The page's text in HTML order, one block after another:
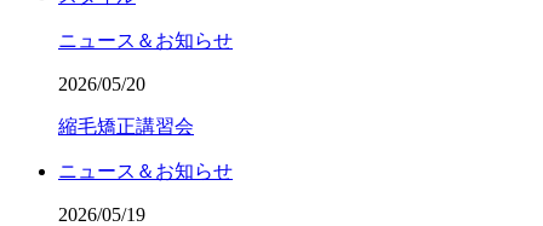
ニュース＆お知らせ
2026/05/20
縮毛矯正講習会
ニュース＆お知らせ
2026/05/19